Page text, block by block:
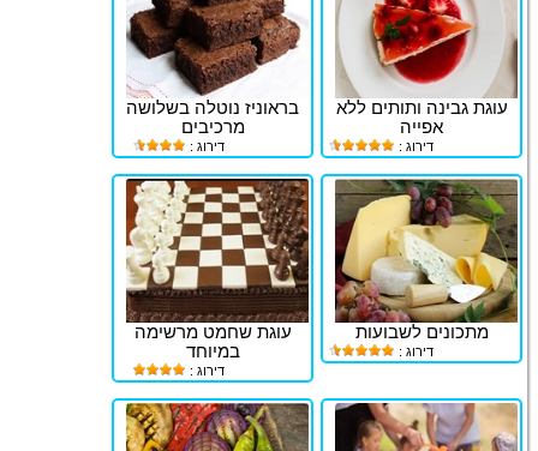
עוגת גבינה ותותים ללא
אפייה
דירוג :
בראוניז נוטלה בשלושה
מרכיבים
דירוג :
מתכונים לשבועות
דירוג :
עוגת שחמט מרשימה
במיוחד
דירוג :